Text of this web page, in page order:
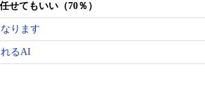
せてもいい（70％）
ります
るAI